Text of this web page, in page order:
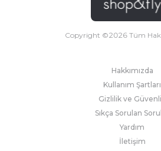
Copyright ©2026Tüm
Hakkımızda
Kullanım Şartları
Gizlilik ve
Sıkça Sorulan
Yardım
İletişim